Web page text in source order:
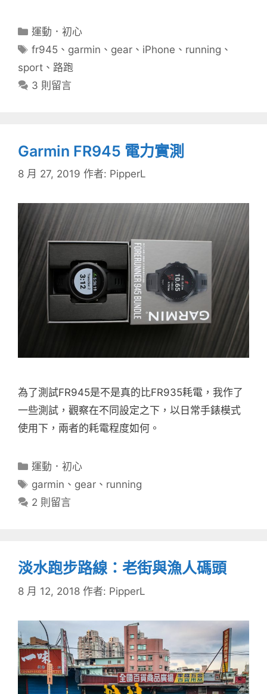
分
類
運動．初心
標
籤
fr945 、 garmin 、 gear 、 iPhone 、 running 、
sport 、 路跑
3 則留言
Garmin FR945 電力實測
8 月 27, 2019 作者: PipperL
為了測試FR945是不是真的比FR935耗電，我作了
一些測試，觀察在不同設定之下，以日常手錶模式
使用下，兩者的耗電程度如何。
分
類
運動．初心
標
籤
garmin 、 gear 、 running
2 則留言
淡水跑步路線：老街與漁人碼頭
8 月 12, 2018 作者: PipperL